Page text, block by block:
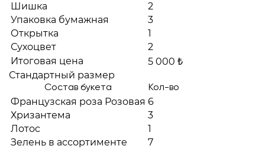
Шишка
2
Упаковка бумажная
3
Открытка
1
Сухоцвет
2
Итоговая цена
5 000 ₺
Стандартный размер
Состав букета Кол-во
Французская роза Розовая 6
Хризантема
3
Лотос
1
Зелень в ассортименте
7